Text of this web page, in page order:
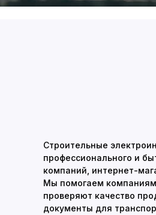
Строительные
профессионального и
компаний, интернет-
Мы помогаем компаниям
проверяют качество
документы для